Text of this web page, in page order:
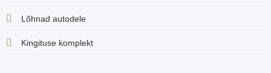
Lõhnad autodele
Kingituse komplekt